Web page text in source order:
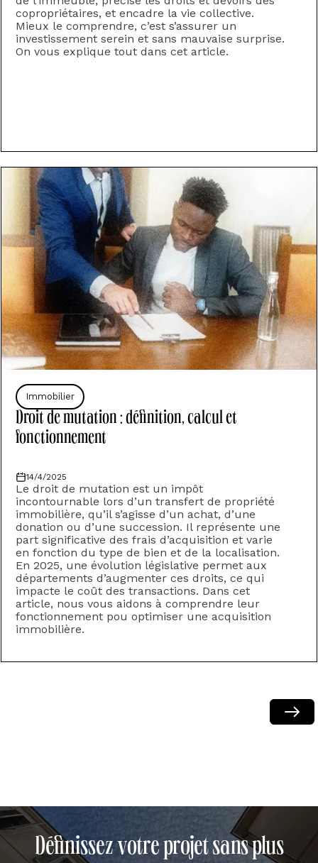
copropriétaires, et encadre la vie collective.
Mieux le comprendre, c’est s’assurer un
investissement serein et sans mauvaise surprise.
On vous explique tout dans cet article.
Immobilier
Droit de mutation : définition, calcul et
fonctionnement
14/4/2025
Le droit de mutation est un impôt
incontournable lors d’un transfert de propriété
immobilière, qu’il s’agisse d’un achat, d’une
donation ou d’une succession. Il représente une
part significative des frais d’acquisition et varie
en fonction du type de bien et de la localisation.
En 2025, une évolution législative permet aux
départements d’augmenter ces droits, ce qui
impacte le coût des transactions. Dans cet
article, nous vous aidons à comprendre leur
fonctionnement pou optimiser une acquisition
immobilière.
Next
Définissez votre projet sans plus